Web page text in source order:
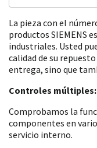
La pieza con el
productos SIEMENS
industriales. Usted
calidad de su
entrega, sino que
Controles múltiples:
Comprobamos la
componentes en
servicio interno.